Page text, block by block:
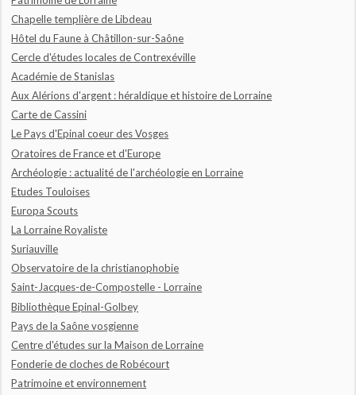
Chapelle templière de Libdeau
Hôtel du Faune à Châtillon-sur-Saône
Cercle d'études locales de Contrexéville
Académie de Stanislas
Aux Alérions d'argent : héraldique et histoire de Lorraine
Carte de Cassini
Le Pays d'Epinal coeur des Vosges
Oratoires de France et d'Europe
Archéologie : actualité de l'archéologie en Lorraine
Etudes Touloises
Europa Scouts
La Lorraine Royaliste
Suriauville
Observatoire de la christianophobie
Saint-Jacques-de-Compostelle - Lorraine
Bibliothèque Epinal-Golbey
Pays de la Saône vosgienne
Centre d'études sur la Maison de Lorraine
Fonderie de cloches de Robécourt
Patrimoine et environnement